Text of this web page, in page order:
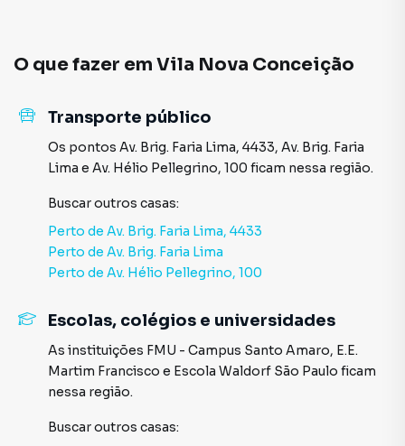
O que fazer em Vila Nova Conceição
Transporte público
Os pontos Av. Brig. Faria Lima, 4433, Av. Brig. Faria
Lima e Av. Hélio Pellegrino, 100 ficam nessa região.
Buscar outros casas:
Perto de Av. Brig. Faria Lima, 4433
Perto de Av. Brig. Faria Lima
Perto de Av. Hélio Pellegrino, 100
Escolas, colégios e universidades
As instituições FMU - Campus Santo Amaro, E.E.
Martim Francisco e Escola Waldorf São Paulo ficam
nessa região.
Buscar outros casas: